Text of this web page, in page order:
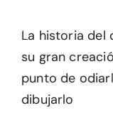
La historia del
su gran
punto de
dibujarlo